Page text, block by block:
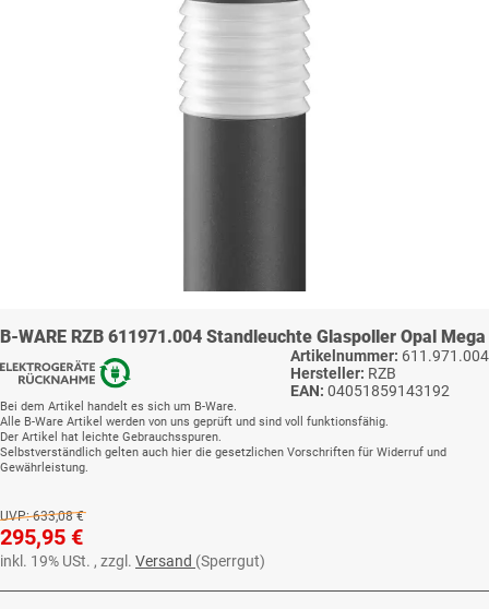
B-WARE RZB 611971.004 Standleuchte Glaspoller Opal Mega
Artikelnummer: 611.971.004
Hersteller: RZB
EAN: 04051859143192
Bei dem Artikel handelt es sich um B-Ware.
Alle B-Ware Artikel werden von uns geprüft und sind voll funktionsfähig.
Der Artikel hat leichte Gebrauchsspuren.
Selbstverständlich gelten auch hier die gesetzlichen Vorschriften für Widerruf und
Gewährleistung.
UVP: 633,08 €
295,95 €
inkl. 19% USt. , zzgl. Versand (Sperrgut)